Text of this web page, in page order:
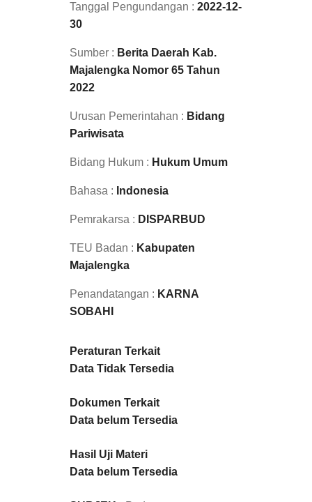
Tanggal Pengundangan : 2022-12-
30
Sumber : Berita Daerah Kab.
Majalengka Nomor 65 Tahun
2022
Urusan Pemerintahan : Bidang
Pariwisata
Bidang Hukum : Hukum Umum
Bahasa : Indonesia
Pemrakarsa : DISPARBUD
TEU Badan : Kabupaten
Majalengka
Penandatangan : KARNA
SOBAHI
Peraturan Terkait
Data Tidak Tersedia
Dokumen Terkait
Data belum Tersedia
Hasil Uji Materi
Data belum Tersedia